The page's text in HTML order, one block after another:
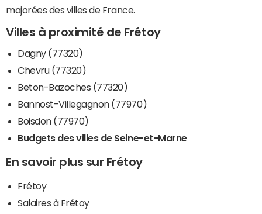
majorées des villes de France.
Villes à proximité de Frétoy
Dagny (77320)
Chevru (77320)
Beton-Bazoches (77320)
Bannost-Villegagnon (77970)
Boisdon (77970)
Budgets des villes de Seine-et-Marne
En savoir plus sur Frétoy
Frétoy
Salaires à Frétoy